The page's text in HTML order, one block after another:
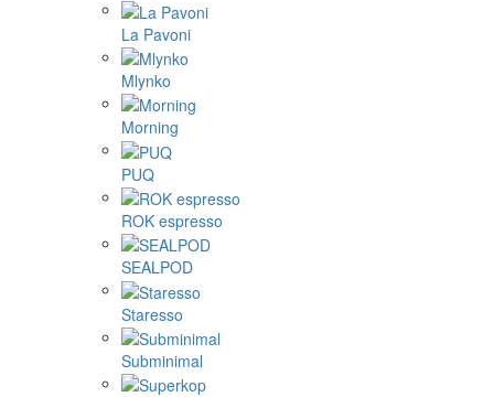
La Pavoni
Mlynko
Morning
PUQ
ROK espresso
SEALPOD
Staresso
Subminimal